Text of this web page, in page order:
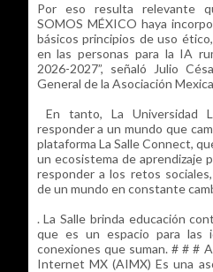
Por eso resulta relevante
SOMOS MÉXICO haya
básicos principios de uso
en las personas para la IA
2026-2027”, señaló Julio
General de la Asociación
En tanto, La Universidad
responder a un mundo que
plataforma La Salle Connect,
un ecosistema de aprendizaje
responder a los retos
de un mundo en constante
. La Salle brinda educación
que es un espacio para las
conexiones que suman. # # #
Internet MX (AIMX) Es una